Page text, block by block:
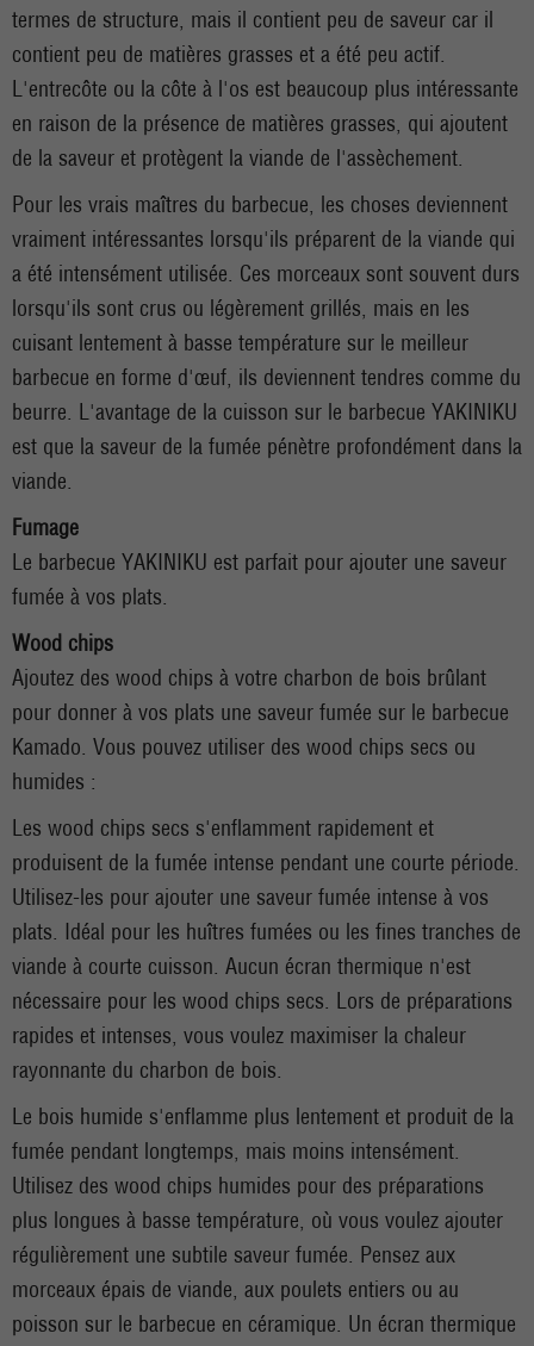
termes de structure, mais il contient peu de saveur car il
contient peu de matières grasses et a été peu actif.
L'entrecôte ou la côte à l'os est beaucoup plus intéressante
en raison de la présence de matières grasses, qui ajoutent
de la saveur et protègent la viande de l'assèchement.
Pour les vrais maîtres du barbecue, les choses deviennent
vraiment intéressantes lorsqu'ils préparent de la viande qui
a été intensément utilisée. Ces morceaux sont souvent durs
lorsqu'ils sont crus ou légèrement grillés, mais en les
cuisant lentement à basse température sur le meilleur
barbecue en forme d'œuf, ils deviennent tendres comme du
beurre. L'avantage de la cuisson sur le barbecue YAKINIKU
est que la saveur de la fumée pénètre profondément dans la
viande.
Fumage
Le barbecue YAKINIKU est parfait pour ajouter une saveur
fumée à vos plats.
Wood chips
Ajoutez des wood chips à votre charbon de bois brûlant
pour donner à vos plats une saveur fumée sur le barbecue
Kamado. Vous pouvez utiliser des wood chips secs ou
humides :
Les wood chips secs s'enflamment rapidement et
produisent de la fumée intense pendant une courte période.
Utilisez-les pour ajouter une saveur fumée intense à vos
plats. Idéal pour les huîtres fumées ou les fines tranches de
viande à courte cuisson. Aucun écran thermique n'est
nécessaire pour les wood chips secs. Lors de préparations
rapides et intenses, vous voulez maximiser la chaleur
rayonnante du charbon de bois.
Le bois humide s'enflamme plus lentement et produit de la
fumée pendant longtemps, mais moins intensément.
Utilisez des wood chips humides pour des préparations
plus longues à basse température, où vous voulez ajouter
régulièrement une subtile saveur fumée. Pensez aux
morceaux épais de viande, aux poulets entiers ou au
poisson sur le barbecue en céramique. Un écran thermique